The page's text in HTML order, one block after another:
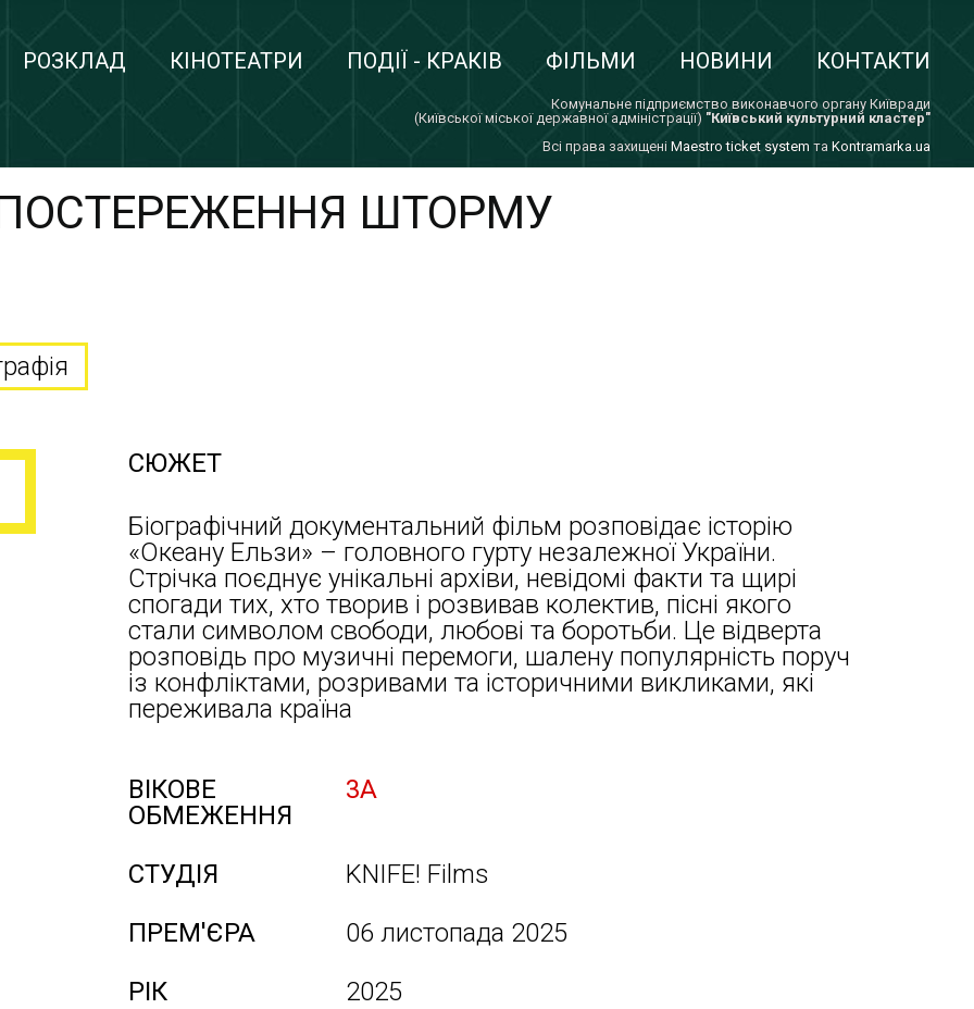
РОЗКЛАД КІНОТЕАТРИ ПОДІЇ - КРАКІВ ФІЛЬМИ НОВИНИ КОНТАКТИ
Комунальне підприємство виконавчого органу Київради
(Київської міської державної адміністрації) "Київський культурний кластер"
Всi права захищенi Maestro ticket system та Kontramarka.ua
ШТОРМУ
СЮЖЕТ
Біографічний документальний фільм розповідає історію
«Океану Ельзи» – головного гурту незалежної України.
Стрічка поєднує унікальні архіви, невідомі факти та щирі
спогади тих, хто творив і розвивав колектив, пісні якого
стали символом свободи, любові та боротьби. Це відверта
розповідь про музичні перемоги, шалену популярність поруч
із конфліктами, розривами та історичними викликами, які
переживала країна
ВІКОВЕ
ОБМЕЖЕННЯ
3А
СТУДІЯ
KNIFE! Films
ПРЕМ'ЄРА
06 листопада 2025
РІК
2025